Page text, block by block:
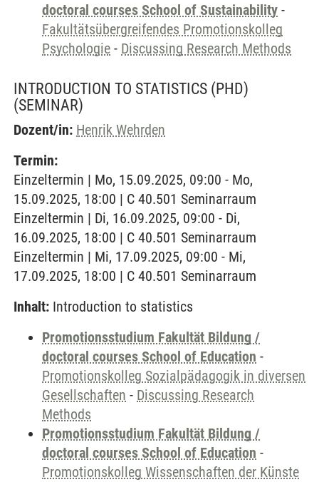
doctoral courses School of Sustainability -
Fakultätsübergreifendes Promotionskolleg
Psychologie - Discussing Research Methods
INTRODUCTION TO STATISTICS (PHD)
(SEMINAR)
Dozent/in: Henrik Wehrden
Termin:
Einzeltermin | Mo, 15.09.2025, 09:00 - Mo,
15.09.2025, 18:00 | C 40.501 Seminarraum
Einzeltermin | Di, 16.09.2025, 09:00 - Di,
16.09.2025, 18:00 | C 40.501 Seminarraum
Einzeltermin | Mi, 17.09.2025, 09:00 - Mi,
17.09.2025, 18:00 | C 40.501 Seminarraum
Inhalt: Introduction to statistics
Promotionsstudium Fakultät Bildung /
doctoral courses School of Education -
Promotionskolleg Sozialpädagogik in diversen
Gesellschaften - Discussing Research
Methods
Promotionsstudium Fakultät Bildung /
doctoral courses School of Education -
Promotionskolleg Wissenschaften der Künste